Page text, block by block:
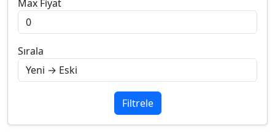
Max Fiyat
Sırala
Filtrele